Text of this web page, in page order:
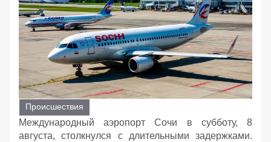
Происшествия
Международный аэропорт Сочи в субботу, 8
августа, столкнулся с длительными задержками.